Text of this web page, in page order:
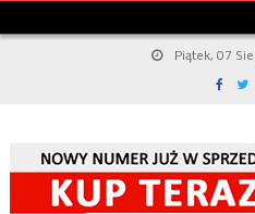
Piątek, 07